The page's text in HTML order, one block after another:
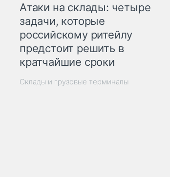
Атаки на склады: четыре
задачи, которые
российскому ритейлу
предстоит решить в
кратчайшие сроки
Склады и грузовые терминалы